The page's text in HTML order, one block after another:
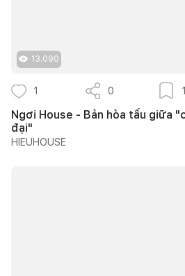
13.090
1 0 1
Ngơi House - Bản hòa tấu giữa
đại"
HIEUHOUSE